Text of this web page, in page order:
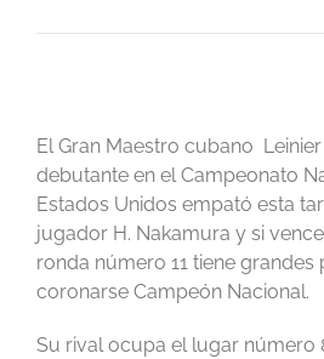
El Gran Maestro cubano
debutante en el Campeonato
Estados Unidos empató esta
jugador H. Nakamura y si
ronda número 11 tiene grandes
coronarse Campeón Nacional.
Su rival ocupa el lugar número